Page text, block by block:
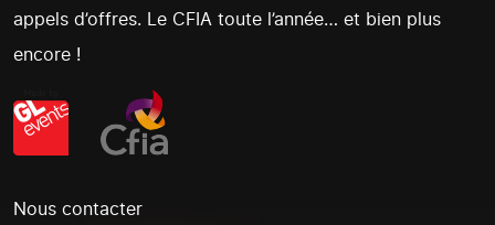
appels d’offres. Le CFIA toute l’année… et bien plus
encore !
Nous contacter